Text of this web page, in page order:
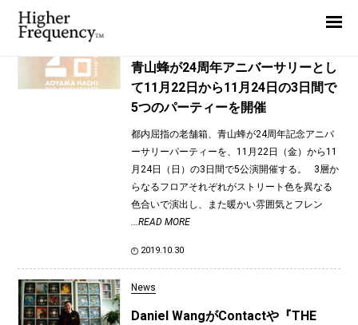
TAG: Souta Raw
青山蜂が24周年アニバーサリーとし
て11月22日から11月24日の3日間で
5つのパーティーを開催
都内屈指の老舗箱、青山蜂が24周年記念アニバ
ーサリーパーティーを、11月22日（金）から11
月24日（日）の3日間で5公演開催する。 3層か
らなるフロアそれぞれがストリート色を異なる
色合いで演出し、また暖かい雰囲気とフレン
...READ MORE
2019.10.30
News
Daniel WangがContactや『THE
News
Interview
Report